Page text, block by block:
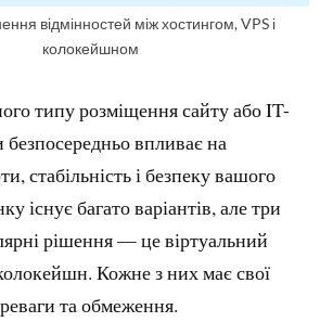
відмінностей між хостингом, VPS і
колокейшном
типу розміщення сайту або IT-
безпосередньо впливає на
стабільність і безпеку вашого
існує багато варіантів, але три
рішення — це віртуальний
Кожне з них має свої
та обмеження.